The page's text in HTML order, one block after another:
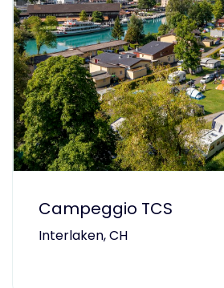
Campeggio TCS
Interlaken, CH